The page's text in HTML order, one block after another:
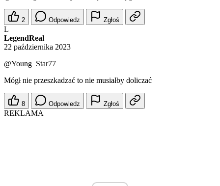
2 Odpowiedz Zgłoś
L
LegendReal
22 października 2023
@Young_Star77
Mógł nie przeszkadzać to nie musiałby doliczać
8 Odpowiedz Zgłoś
REKLAMA